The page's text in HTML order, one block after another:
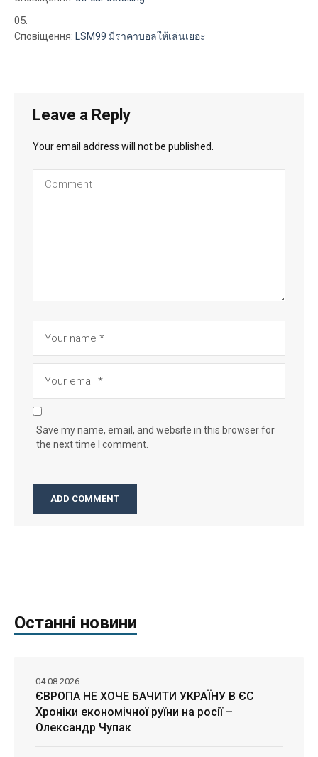
Сповіщення: LSM99 มีราคาบอลให้เล่นเยอะ
Leave a Reply
Your email address will not be published.
Save my name, email, and website in this browser for
the next time I comment.
Останні новини
ЄВРОПА НЕ ХОЧЕ БАЧИТИ УКРАЇНУ В ЄС
Хроніки економічної руїни на росії –
Олександр Чупак
04.08.2026